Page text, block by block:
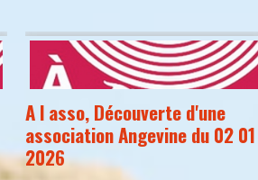
A l asso, Découverte d'une
association Angevine du 02 01
2026